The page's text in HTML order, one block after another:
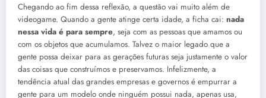
Chegando ao fim dessa reflexão, a questão vai muito além de
videogame. Quando a gente atinge certa idade, a ficha cai: nada
nessa vida é para sempre, seja com as pessoas que amamos ou
com os objetos que acumulamos. Talvez o maior legado que a
gente possa deixar para as gerações futuras seja justamente o valor
das coisas que construímos e preservamos. Infelizmente, a
tendência atual das grandes empresas e governos é empurrar a
gente para um modelo onde ninguém possui nada, apenas usa,